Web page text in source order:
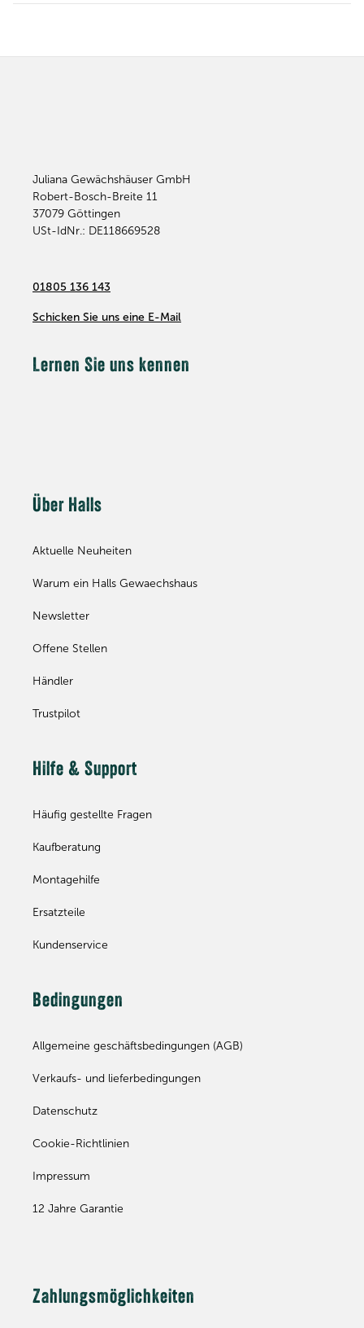
Juliana Gewächshäuser GmbH
Robert-Bosch-Breite 11
37079 Göttingen
USt-IdNr.: DE118669528
01805 136 143
Schicken Sie uns eine E-Mail
Lernen Sie uns kennen
Über Halls
Aktuelle Neuheiten
Warum ein Halls Gewaechshaus
Newsletter
Offene Stellen
Händler
Trustpilot
Hilfe & Support
Häufig gestellte Fragen
Kaufberatung
Montagehilfe
Ersatzteile
Kundenservice
Bedingungen
Allgemeine geschäftsbedingungen (AGB)
Verkaufs- und lieferbedingungen
Datenschutz
Cookie-Richtlinien
Impressum
12 Jahre Garantie
Zahlungsmöglichkeiten